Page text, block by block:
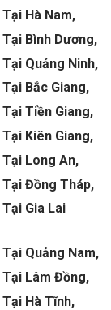
Tại Hà Nam,
Tại Bình Dương,
Tại Quảng Ninh,
Tại Bắc Giang,
Tại Tiền Giang,
Tại Kiên Giang,
Tại Long An,
Tại Đồng Tháp,
Tại Gia Lai
Tại Quảng Nam,
Tại Lâm Đồng,
Tại Hà Tĩnh,